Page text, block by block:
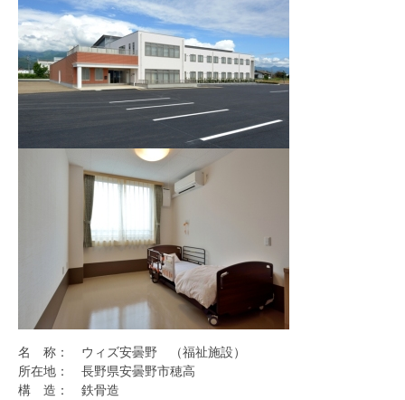
名 称： ウィズ安曇野 （福祉施設）
所在地： 長野県安曇野市穂高
構 造： 鉄骨造